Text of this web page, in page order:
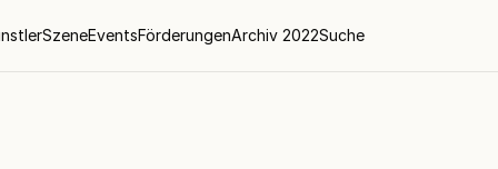
SzeneEventsFörderungenArchiv 2022Suche